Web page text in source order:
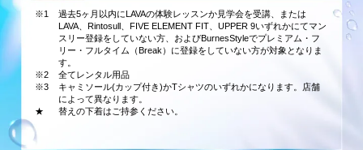
※1
過去5ヶ月以内にLAVAの体験レッスンか見学会を受講、または
LAVA、Rintosull、FIVE ELEMENT FIT、UPPER 9いずれかにてマン
スリー登録をしていない方、およびBurnesStyleでプレミアム・フ
リー・フルタイム（Break）に登録をしていない方が対象となりま
す。
※2
全てレンタル用品
※3
キャミソール(カップ付き)かTシャツのいずれかになります。店舗
によって異なります。
★
替えの下着はご持参ください。